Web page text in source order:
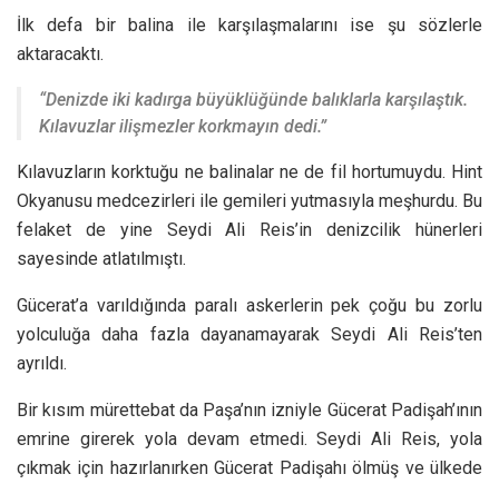
İlk defa bir balina ile karşılaşmalarını ise şu sözlerle
aktaracaktı.
“Denizde iki kadırga büyüklüğünde balıklarla karşılaştık.
Kılavuzlar ilişmezler korkmayın dedi.”
Kılavuzların korktuğu ne balinalar ne de fil hortumuydu. Hint
Okyanusu medcezirleri ile gemileri yutmasıyla meşhurdu. Bu
felaket de yine Seydi Ali Reis’in denizcilik hünerleri
sayesinde atlatılmıştı.
Gücerat’a varıldığında paralı askerlerin pek çoğu bu zorlu
yolculuğa daha fazla dayanamayarak Seydi Ali Reis’ten
ayrıldı.
Bir kısım mürettebat da Paşa’nın izniyle Gücerat Padişah’ının
emrine girerek yola devam etmedi. Seydi Ali Reis, yola
çıkmak için hazırlanırken Gücerat Padişahı ölmüş ve ülkede